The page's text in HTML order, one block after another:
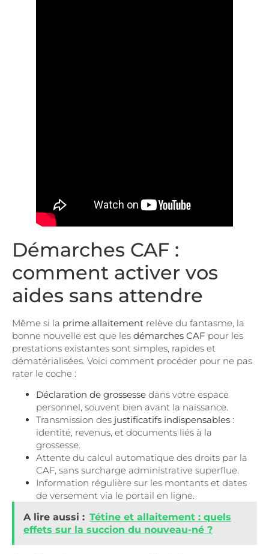
Démarches CAF :
comment activer vos
aides sans attendre
Même si la prime allaitement relève du fantasme, la
bonne nouvelle est que les démarches CAF pour les
prestations existantes sont simples, rapides et
dématérialisées. Voici comment procéder pour ne pas
rater le coche :
Déclaration de grossesse dans votre espace
personnel, souvent bien avant la naissance.
Transmission des justificatifs indispensables :
identité, revenus, et documents liés à la
grossesse.
Attente du calcul automatique des droits par la
CAF, sans surcharge administrative superflue.
Information régulière sur les montants et dates
de versement via le portail en ligne.
A lire aussi : Tétine et allaitement : quels
effets sur la succion du nouveau-né ?